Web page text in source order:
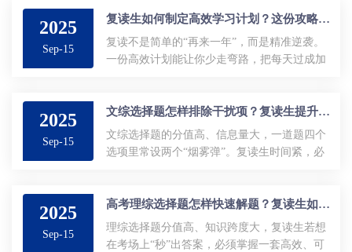
2025
Sep-15
复读生如何制定高效学习计划？这份攻略请收好
复读不是简单的“再来一年”，而是精准逆袭。
一份高效计划能让你少走弯路，把每天过成加
2025
Sep-15
文综选择题怎样排除干扰项？复读生提升正确率的方法有哪些？
文综选择题的分值高、信息量大，一道题四个
选项里常设两个“烟雾弹”。复读生时间紧，必
拿分”。...
2025
Sep-15
高考理综选择题怎样快速解题？复读生如何掌握解题技巧？
理综选择题分值高、知识跨度大，复读生若想
在考场上“秒”出答案，必须掌握一套高效、可